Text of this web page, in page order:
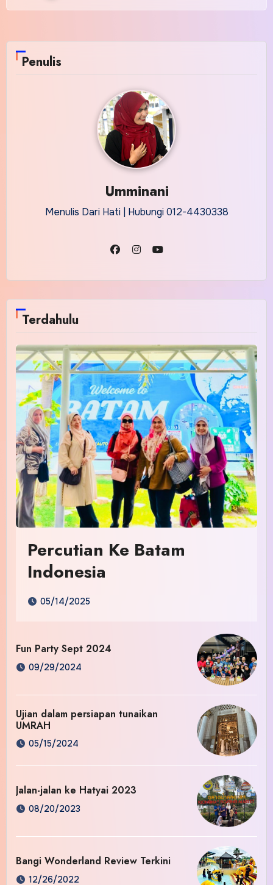
Penulis
Umminani
Menulis Dari Hati | Hubungi 012-4430338
Terdahulu
Percutian Ke Batam
Indonesia
05/14/2025
Fun Party Sept 2024
09/29/2024
Ujian dalam persiapan tunaikan
UMRAH
05/15/2024
Jalan-jalan ke Hatyai 2023
08/20/2023
Bangi Wonderland Review Terkini
12/26/2022